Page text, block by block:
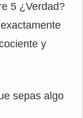
5 ¿Verdad?
y
sepas algo